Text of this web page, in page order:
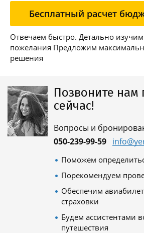
Бесплатный расчет
Отвечаем быстро. Детально
пожелания Предложим
решения
Позвоните нам
сейчас!
Вопросы и
050-239-99-59
Поможем
Порекомендуем
Обеспечим
страховки
Будем ассистентами
путешествия